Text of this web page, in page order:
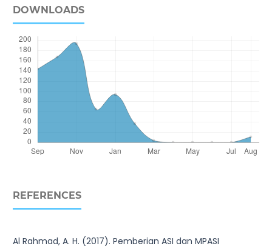
DOWNLOADS
REFERENCES
Al Rahmad, A. H. (2017). Pemberian ASI dan MPASI